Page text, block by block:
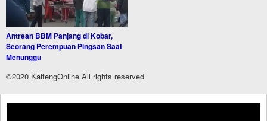
Antrean BBM Panjang di Kobar,
Seorang Perempuan Pingsan Saat
Menunggu
©2020 KaltengOnline All rights reserved